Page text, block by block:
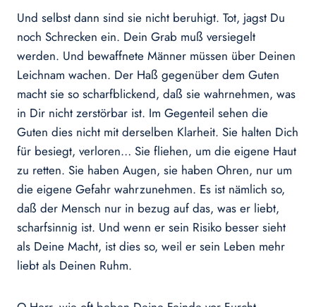
Und selbst dann sind sie nicht beruhigt. Tot, jagst Du
noch Schrecken ein. Dein Grab muß versiegelt
werden. Und bewaffnete Männer müssen über Deinen
Leichnam wachen. Der Haß gegenüber dem Guten
macht sie so scharfblickend, daß sie wahrnehmen, was
in Dir nicht zerstörbar ist. Im Gegenteil sehen die
Guten dies nicht mit derselben Klarheit. Sie halten Dich
für besiegt, verloren… Sie fliehen, um die eigene Haut
zu retten. Sie haben Augen, sie haben Ohren, nur um
die eigene Gefahr wahrzunehmen. Es ist nämlich so,
daß der Mensch nur in bezug auf das, was er liebt,
scharfsinnig ist. Und wenn er sein Risiko besser sieht
als Deine Macht, ist dies so, weil er sein Leben mehr
liebt als Deinen Ruhm.